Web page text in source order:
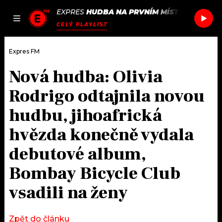
JAK
SEZNAM.CZ
EXPRES HUDBA NA PRVNÍM MÍSTĚ ROADS
CELÝ PLAYLIST
DOMŮ
ČLÁNKY
AKTUÁLNĚ
HUDBA
ROZHOVORY
PODCASTY
JAK NALADIT
RÁDIO
Expres FM
Nová hudba: Olivia
Rodrigo odtajnila novou
hudbu, jihoafrická
hvězda konečně vydala
debutové album,
Bombay Bicycle Club
vsadili na ženy
Zpět do článku